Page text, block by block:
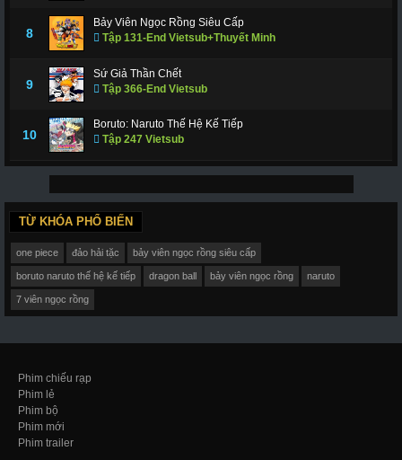
8
Bảy Viên Ngọc Rồng Siêu Cấp
Tập 131-End Vietsub+Thuyết Minh
9
Sứ Giả Thần Chết
Tập 366-End Vietsub
10
Boruto: Naruto Thế Hệ Kế Tiếp
Tập 247 Vietsub
TỪ KHÓA PHỔ BIẾN
one piece đảo hải tặc bảy viên ngọc rồng siêu cấp
boruto naruto thế hệ kế tiếp dragon ball bảy viên ngọc rồng naruto
7 viên ngọc rồng
Phim chiếu rạp
Phim lẻ
Phim bộ
Phim mới
Phim trailer